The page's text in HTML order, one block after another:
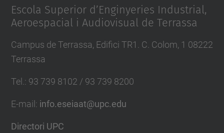
Escola Superior d’Enginyeries Industrial,
Aeroespacial i Audiovisual de Terrassa
Campus de Terrassa, Edifici TR1. C. Colom, 1 08222
Terrassa
Tel. : 93 739 8102 / 93 739 8200
E-mail : info.eseiaat@upc.edu
Directori UPC